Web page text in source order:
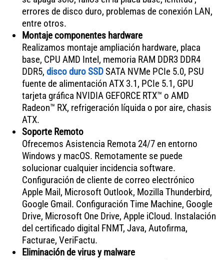
errores de disco duro, problemas de conexión LAN,
entre otros.
Montaje componentes hardware
Realizamos montaje ampliación hardware, placa
base, CPU AMD Intel, memoria RAM DDR3 DDR4
DDR5, disco duro SSDSATA NVMe PCIe 5.0, PSU
fuente de alimentación ATX 3.1, PCIe 5.1, GPU
tarjeta gráfica NVIDIA GEFORCE RTX™ o AMD
Radeon™ RX, refrigeración líquida o por aire, chasis
ATX.
Soporte Remoto
Ofrecemos Asistencia Remota 24/7 en entorno
Windows y macOS. Remotamente se puede
solucionar cualquier incidencia software.
Configuración de cliente de correo electrónico
Apple Mail, Microsoft Outlook, Mozilla Thunderbird,
Google Gmail. Configuración Time Machine, Google
Drive, Microsoft One Drive, Apple iCloud. Instalación
del certificado digital FNMT, Java, Autofirma,
Facturae, VeriFactu.
Eliminación de virus y malware